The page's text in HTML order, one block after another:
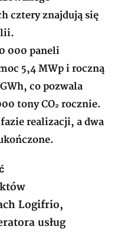
cztery znajdują się
000 paneli
5,4 MWp i roczną
co pozwala
tony CO₂ rocznie.
realizacji, a dwa
Logifrio,
usług